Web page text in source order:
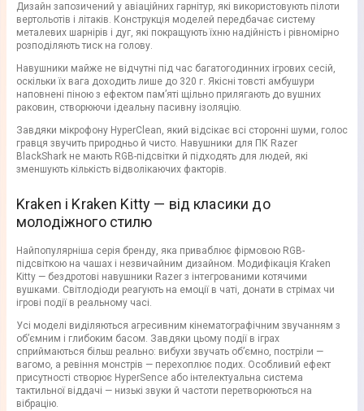
Дизайн запозичений у авіаційних гарнітур, які використовують пілоти
вертольотів і літаків. Конструкція моделей передбачає систему
металевих шарнірів і дуг, які покращують їхню надійність і рівномірно
розподіляють тиск на голову.
Навушники майже не відчутні під час багатогодинних ігрових сесій,
оскільки їх вага доходить лише до 320 г. Якісні товсті амбушури
наповнені піною з ефектом пам’яті щільно прилягають до вушних
раковин, створюючи ідеальну пасивну ізоляцію.
Завдяки мікрофону HyperClean, який відсікає всі сторонні шуми, голос
гравця звучить природньо й чисто. Навушники для ПК Razer
BlackShark не мають RGB-підсвітки й підходять для людей, які
зменшують кількість відволікаючих факторів.
Kraken і Kraken Kitty — від класики до
молодіжного стилю
Найпопулярніша серія бренду, яка приваблює фірмовою RGB-
підсвіткою на чашах і незвичайним дизайном. Модифікація Kraken
Kitty — бездротові навушники Razer з інтегрованими котячими
вушками. Світлодіоди реагують на емоції в чаті, донати в стрімах чи
ігрові події в реальному часі.
Усі моделі виділяються агресивним кінематографічним звучанням з
об’ємним і глибоким басом. Завдяки цьому події в іграх
сприймаються більш реально: вибухи звучать об’ємно, постріли —
вагомо, а ревіння монстрів — перехоплює подих. Особливий ефект
присутності створює HyperSence або інтелектуальна система
тактильної віддачі — низькі звуки й частоти перетворюються на
вібрацію.